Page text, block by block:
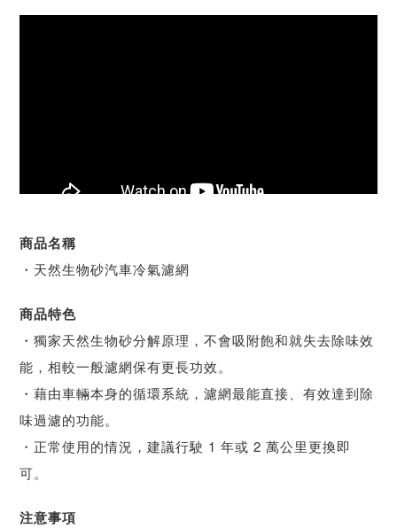
商品名稱
・天然生物砂汽車冷氣濾網
商品特色
・獨家天然生物砂分解原理，不會吸附飽和就失去除味效
能，相較一般濾網保有更長功效。
・藉由車輛本身的循環系統，濾網最能直接、有效達到除
味過濾的功能。
・正常使用的情況，建議行駛 1 年或 2 萬公里更換即
可。
注意事項